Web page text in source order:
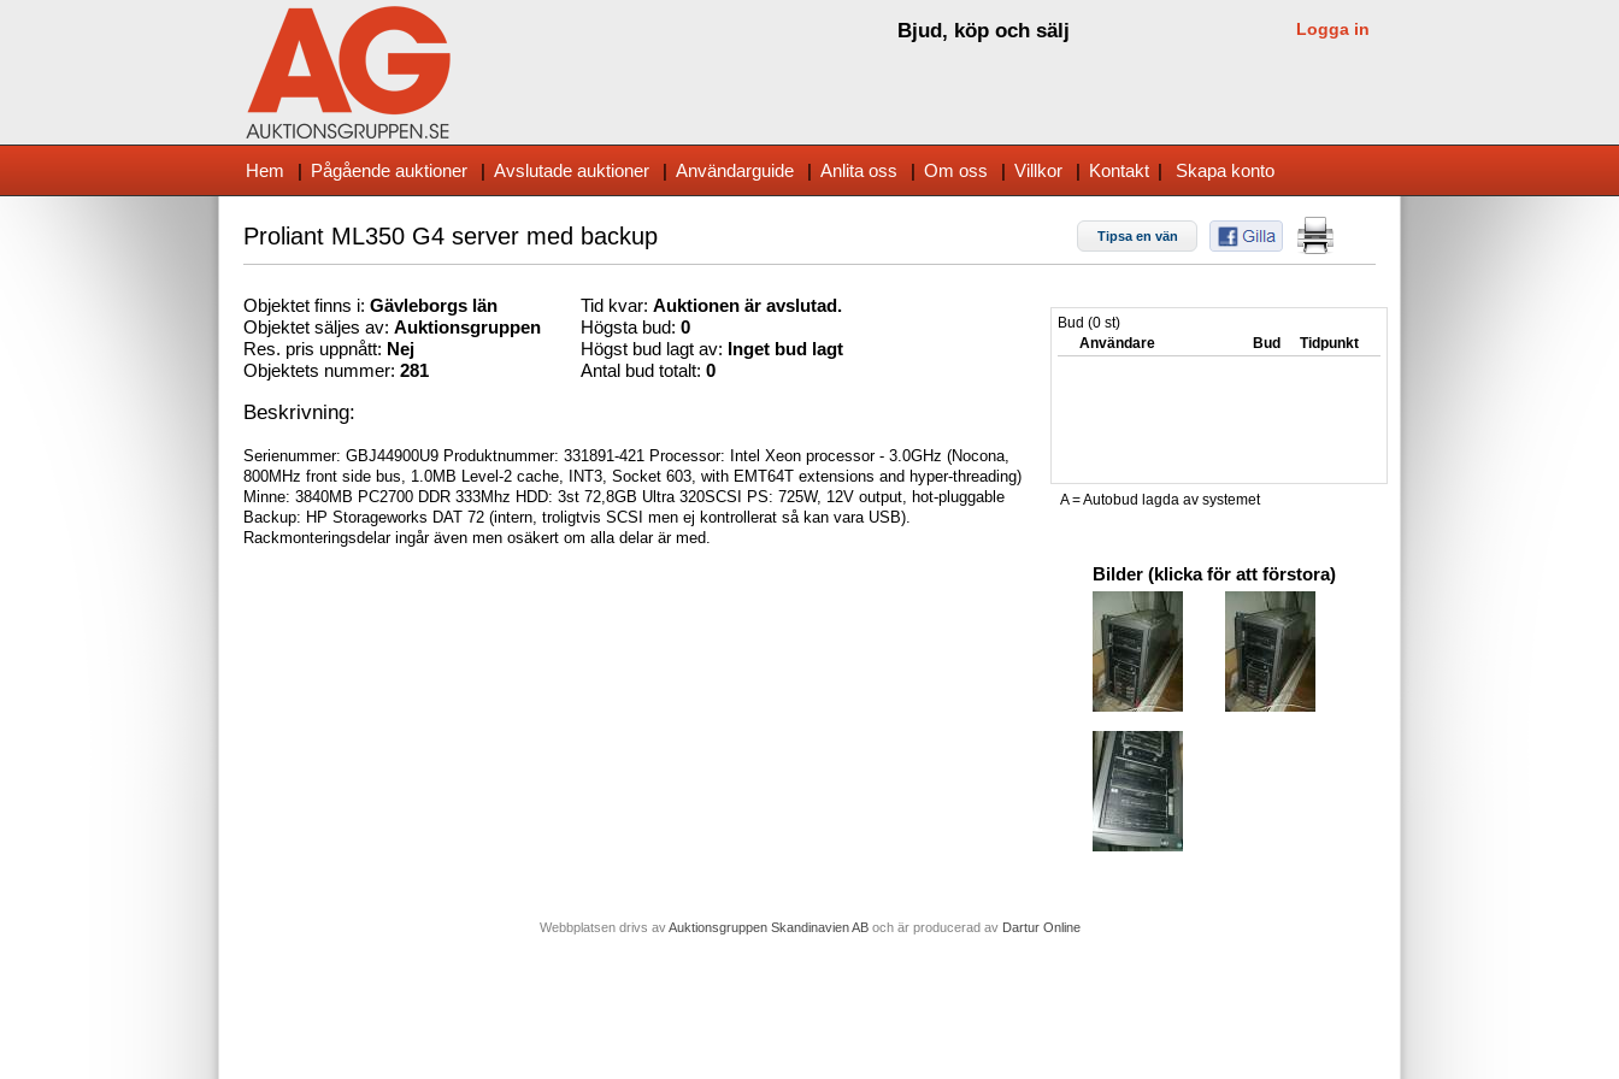
Bjud, köp och sälj Logga in
Hem | Pågående auktioner | Avslutade auktioner | Användarguide | Anlita oss | Om oss | Villkor | Kontakt | Skapa konto
Tipsa en vän
Proliant ML350 G4 server med backup
Objektet finns i: Gävleborgs län
Objektet säljes av: Auktionsgruppen
Res. pris uppnått: Nej
Objektets nummer: 281
Tid kvar: Auktionen är avslutad.
Högsta bud: 0
Högst bud lagt av:
Inget bud lagt
Antal bud totalt: 0
Beskrivning:
Serienummer: GBJ44900U9 Produktnummer: 331891-421 Processor: Intel Xeon processor - 3.0GHz (Nocona,
800MHz front side bus, 1.0MB Level-2 cache, INT3, Socket 603, with EMT64T extensions and hyper-threading)
Minne: 3840MB PC2700 DDR 333Mhz HDD: 3st 72,8GB Ultra 320SCSI PS: 725W, 12V output, hot-pluggable
Backup: HP Storageworks DAT 72 (intern, troligtvis SCSI men ej kontrollerat så kan vara USB).
Rackmonteringsdelar ingår även men osäkert om alla delar är med.
Bilder (klicka för att förstora)
Webbplatsen drivs avAuktionsgruppen Skandinavien AB och är producerad av Dartur Online